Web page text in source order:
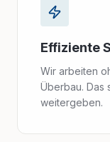
Effiziente
Wir arbeiten
Überbau. Das
weitergeben.